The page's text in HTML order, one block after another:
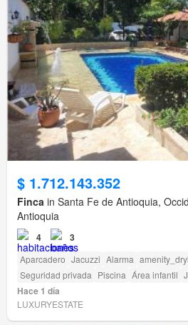
$ 1.712.143.352
Finca in Santa Fe de Antioquia,
Antioquia
4 3
Aparcadero Jacuzzi Alarma
Seguridad privada Piscina Área infantil
Hace 1 día
LUXURYESTATE